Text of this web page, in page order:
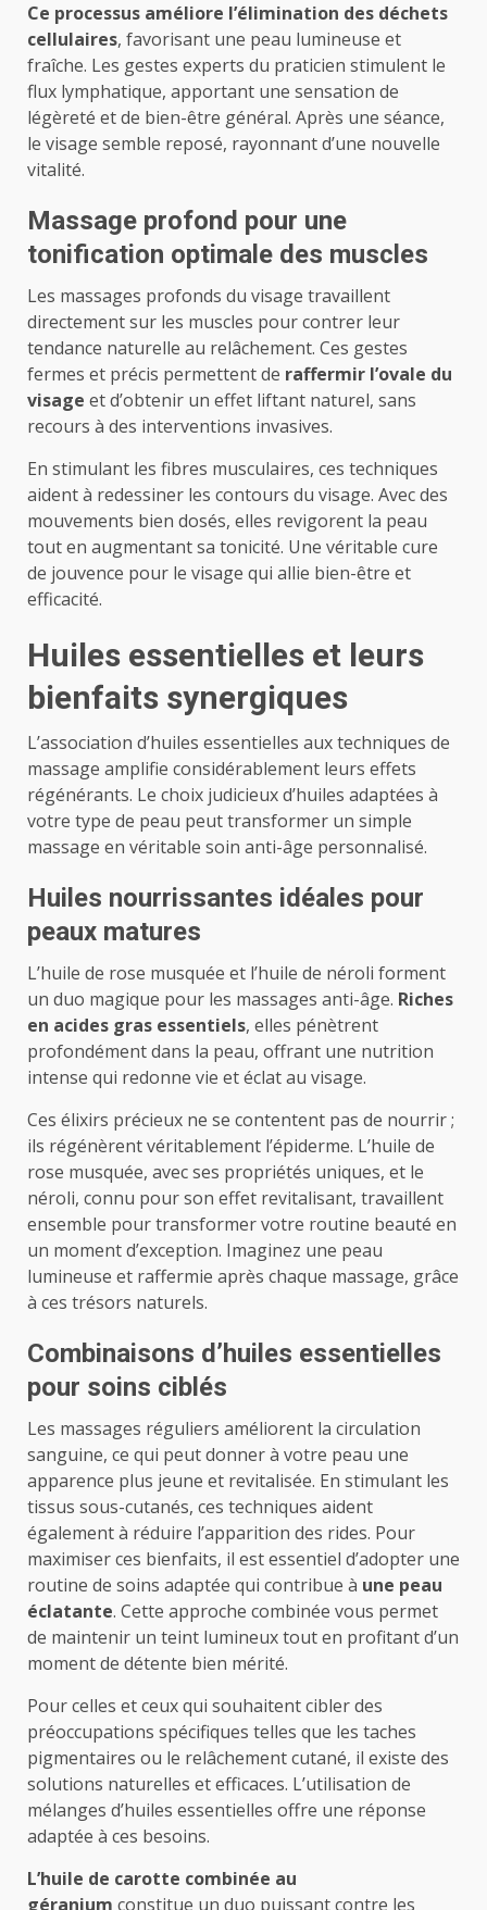
Ce processus améliore l’élimination des déchets
cellulaires, favorisant une peau lumineuse et
fraîche. Les gestes experts du praticien stimulent le
flux lymphatique, apportant une sensation de
légèreté et de bien-être général. Après une séance,
le visage semble reposé, rayonnant d’une nouvelle
vitalité.
Massage profond pour une
tonification optimale des muscles
Les massages profonds du visage travaillent
directement sur les muscles pour contrer leur
tendance naturelle au relâchement. Ces gestes
fermes et précis permettent de raffermir l’ovale du
visage et d’obtenir un effet liftant naturel, sans
recours à des interventions invasives.
En stimulant les fibres musculaires, ces techniques
aident à redessiner les contours du visage. Avec des
mouvements bien dosés, elles revigorent la peau
tout en augmentant sa tonicité. Une véritable cure
de jouvence pour le visage qui allie bien-être et
efficacité.
Huiles essentielles et leurs
bienfaits synergiques
L’association d’huiles essentielles aux techniques de
massage amplifie considérablement leurs effets
régénérants. Le choix judicieux d’huiles adaptées à
votre type de peau peut transformer un simple
massage en véritable soin anti-âge personnalisé.
Huiles nourrissantes idéales pour
peaux matures
L’huile de rose musquée et l’huile de néroli forment
un duo magique pour les massages anti-âge. Riches
en acides gras essentiels, elles pénètrent
profondément dans la peau, offrant une nutrition
intense qui redonne vie et éclat au visage.
Ces élixirs précieux ne se contentent pas de nourrir ;
ils régénèrent véritablement l’épiderme. L’huile de
rose musquée, avec ses propriétés uniques, et le
néroli, connu pour son effet revitalisant, travaillent
ensemble pour transformer votre routine beauté en
un moment d’exception. Imaginez une peau
lumineuse et raffermie après chaque massage, grâce
à ces trésors naturels.
Combinaisons d’huiles essentielles
pour soins ciblés
Les massages réguliers améliorent la circulation
sanguine, ce qui peut donner à votre peau une
apparence plus jeune et revitalisée. En stimulant les
tissus sous-cutanés, ces techniques aident
également à réduire l’apparition des rides. Pour
maximiser ces bienfaits, il est essentiel d’adopter une
routine de soins adaptée qui contribue à une peau
éclatante. Cette approche combinée vous permet
de maintenir un teint lumineux tout en profitant d’un
moment de détente bien mérité.
Pour celles et ceux qui souhaitent cibler des
préoccupations spécifiques telles que les taches
pigmentaires ou le relâchement cutané, il existe des
solutions naturelles et efficaces. L’utilisation de
mélanges d’huiles essentielles offre une réponse
adaptée à ces besoins.
L’huile de carotte combinée au
géranium constitue un duo puissant contre les